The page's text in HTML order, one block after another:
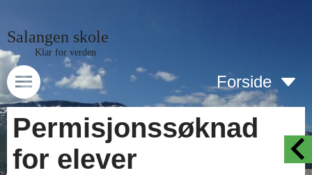
Salangen skole
Klar for verden
Forside
Permisjonssøknad
for elever